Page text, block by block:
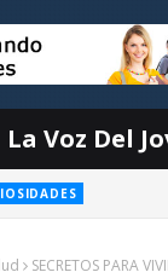
La Voz Del
SECRETOS PARA